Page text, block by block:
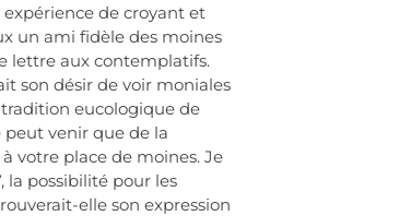
de croyant et
un ami fidèle des moines
lettre aux contemplatifs.
son désir de voir moniales
tradition eucologique de
peut venir que de la
votre place de moines. Je
la possibilité pour les
elle son expression